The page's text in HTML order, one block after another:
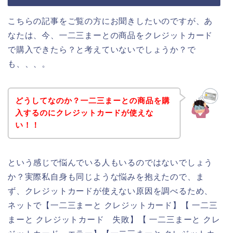
こちらの記事をご覧の方にお聞きしたいのですが、あ
なたは、今、一二三まーとの商品をクレジットカード
で購入できたら？と考えていないでしょうか？で
も、、、。
どうしてなのか？一二三まーとの商品を購
入するのにクレジットカードが使えな
い！！
という感じで悩んでいる人もいるのではないでしょう
か？実際私自身も同じような悩みを抱えたので、ま
ず、クレジットカードが使えない原因を調べるため、
ネットで【一二三まーと クレジットカード】【 一二三
まーと クレジットカード 失敗】【 一二三まーと クレ